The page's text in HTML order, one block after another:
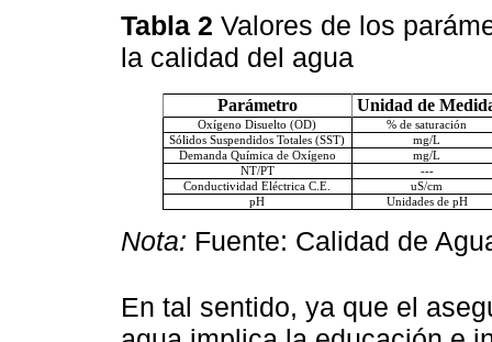
Tabla 2 Valores de los
la calidad del agua
Parámetro Unidad de
Oxígeno Disuelto (OD)
% de saturación
Sólidos Suspendidos Totales (SST)
mg/L
Demanda Química de Oxígeno
mg/L
NT/PT
---
Conductividad Eléctrica C.E.
uS/cm
pH
Unidades de pH
Nota: Fuente: Calidad de
En tal sentido, ya que el